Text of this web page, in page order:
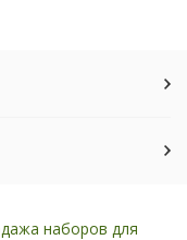
наборов для